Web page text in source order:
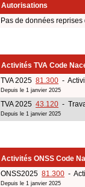
Autorisations
Pas de données reprises
Activités TVA Code
TVA 2025 81.300 -
Depuis le 1 janvier 2025
TVA 2025 43.120 -
Depuis le 1 janvier 2025
Activités ONSS Code
ONSS2025 81.300 -
Depuis le 1 janvier 2025